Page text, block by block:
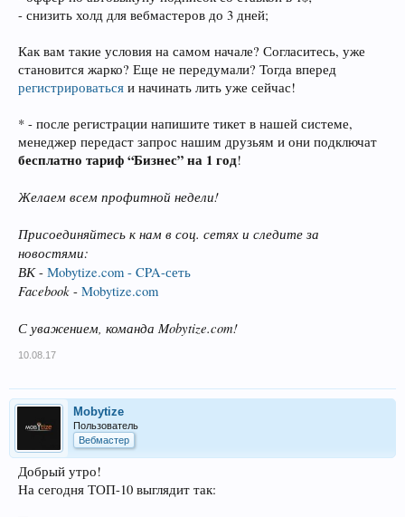
- снизить холд для вебмастеров до 3 дней;
Как вам такие условия на самом начале? Согласитесь, уже
становится жарко? Еще не передумали? Тогда вперед
регистрироваться и начинать лить уже сейчас!
* - после регистрации напишите тикет в нашей системе,
менеджер передаст запрос нашим друзьям и они подключат
бесплатно тариф “Бизнес” на 1 год!
Желаем всем профитной недели!
Присоединяйтесь к нам в соц. сетях и следите за
новостями:
ВК- Мobytize.com - CPA-сеть
Facebook - Mobytize.com
С уважением, команда Mobytize.com!
10.08.17
Mobytize
Пользователь
Вебмастер
Добрый утро!
На сегодня ТОП-10 выглядит так: